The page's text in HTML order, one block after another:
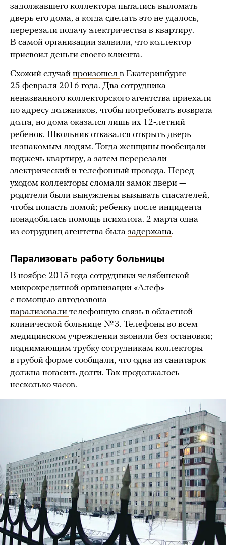
задолжавшего коллектора пытались выломать
дверь его дома, а когда сделать это не удалось,
перерезали подачу электричества в квартиру.
В самой организации заявили, что коллектор
присвоил деньги своего клиента.
Схожий случай произошел в Екатеринбурге
25 февраля 2016 года. Два сотрудника
неназванного коллекторского агентства приехали
по адресу должников, чтобы потребовать возврата
долга, но дома оказался лишь их 12-летний
ребенок. Школьник отказался открыть дверь
незнакомым людям. Тогда женщины пообещали
поджечь квартиру, а затем перерезали
электрический и телефонный провода. Перед
уходом коллекторы сломали замок двери —
родители были вынуждены вызывать спасателей,
чтобы попасть домой; ребенку после инцидента
понадобилась помощь психолога. 2 марта одна
из сотрудниц агентства была задержана.
Парализовать работу больницы
В ноябре 2015 года сотрудники челябинской
микрокредитной организации «Алеф»
с помощью автодозвона
парализовали телефонную связь в областной
клинической больнице № 3. Телефоны во всем
медицинском учреждении звонили без остановки;
поднимающим трубку сотрудникам коллекторы
в грубой форме сообщали, что одна из санитарок
должна погасить долги. Так продолжалось
несколько часов.